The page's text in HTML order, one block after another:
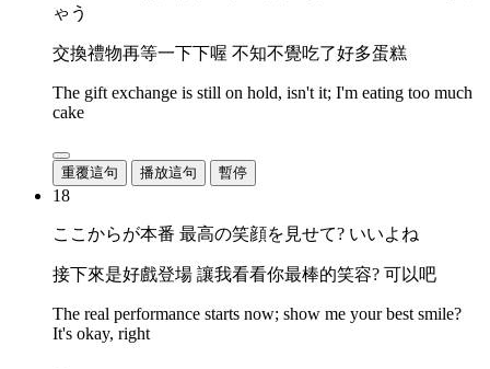
ゃう
交換禮物再等一下下喔 不知不覺吃了好多蛋糕
The gift exchange is still on hold, isn't it; I'm eating too much
cake
重覆這句 播放這句 暫停
18
ここからが本番 最高の笑顔を見せて? いいよね
接下來是好戲登場 讓我看看你最棒的笑容? 可以吧
The real performance starts now; show me your best smile?
It's okay, right